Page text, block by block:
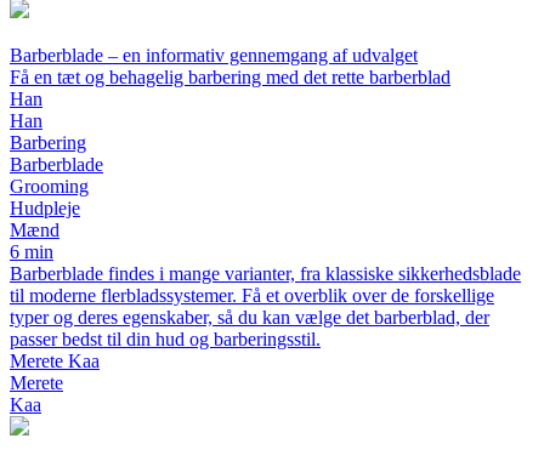
Barberblade – en informativ gennemgang af udvalget
Få en tæt og behagelig barbering med det rette barberblad
Han
Han
Barbering
Barberblade
Grooming
Hudpleje
Mænd
6 min
Barberblade findes i mange varianter, fra klassiske sikkerhedsblade
til moderne flerbladssystemer. Få et overblik over de forskellige
typer og deres egenskaber, så du kan vælge det barberblad, der
passer bedst til din hud og barberingsstil.
Merete Kaa
Merete
Kaa